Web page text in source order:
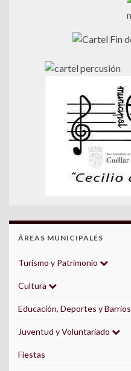
ÁREAS MUNICIPALES
Turismo y Patrimonio
Cultura
Educación, Deportes y Barrios
Juventud y Voluntariado
Fiestas